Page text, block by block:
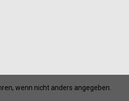
wenn nicht anders angegeben.